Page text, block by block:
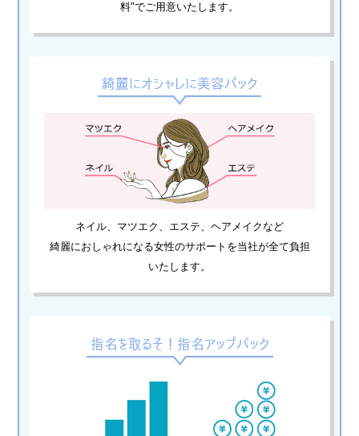
› サイトマップ
› オンラインヴィヴィッド
› 店舗スタッフ求人
料"でご用意いたします。
綺麗にオシャレに美容パック
ネイル、マツエク、エステ、ヘアメイクなど
綺麗におしゃれになる女性のサポートを当社が全て負担
いたします。
指名を取るそ！指名アップパック